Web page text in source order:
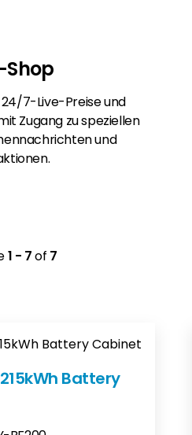
7-Live-Preise und
Zugang zu speziellen
und
1 - 7of 7
Battery